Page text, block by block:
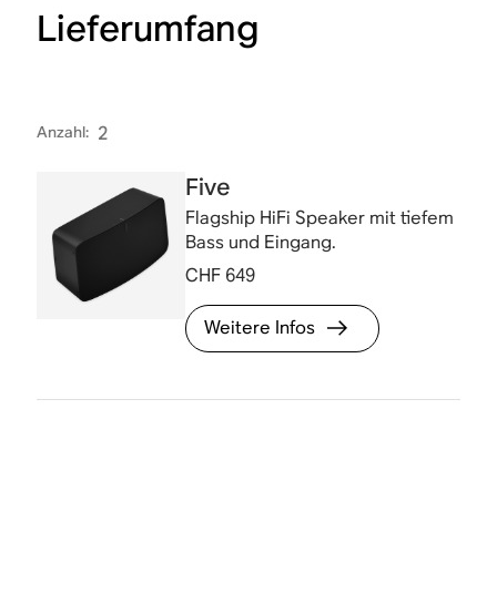
Lieferumfang
Anzahl: 2
Five
Flagship HiFi Speaker mit tiefem
Bass und Eingang.
CHF 649
Weitere Infos